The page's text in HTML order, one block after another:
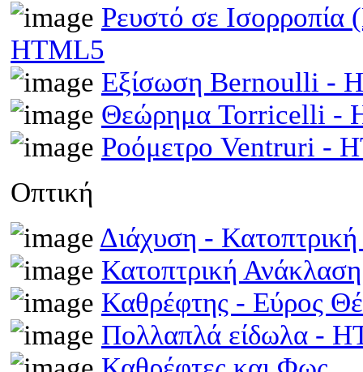
Ρευστό σε Ισορροπία
HTML5
Εξίσωση Bernoulli -
Θεώρημα Torricelli -
Ροόμετρο Ventruri -
Οπτική
Διάχυση -
Κατοπτρική
Καθρέφτης - Εύρος
Πολλαπλά είδωλα -